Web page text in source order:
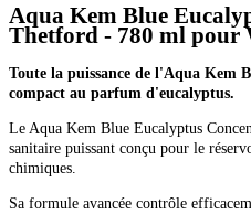
Aqua Kem Blue
Thetford - 780 ml pour
Toute la puissance de l'Aqua Kem
compact au parfum d'eucalyptus.
Le Aqua Kem Blue Eucalyptus
sanitaire puissant conçu pour le
chimiques.
Sa formule avancée contrôle